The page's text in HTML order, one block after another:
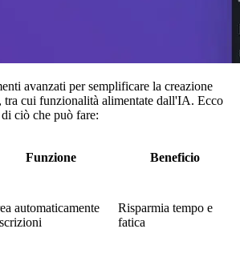
avanzati per semplificare la creazione
tra cui funzionalità alimentate dall'IA. Ecco
ciò che può fare:
Funzione Beneficio
automaticamente
Risparmia tempo e
fatica